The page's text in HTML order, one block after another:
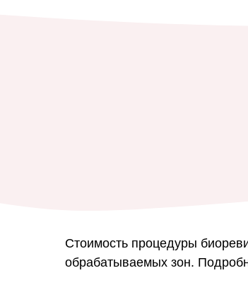
Стоимость процедуры
обрабатываемых зон.